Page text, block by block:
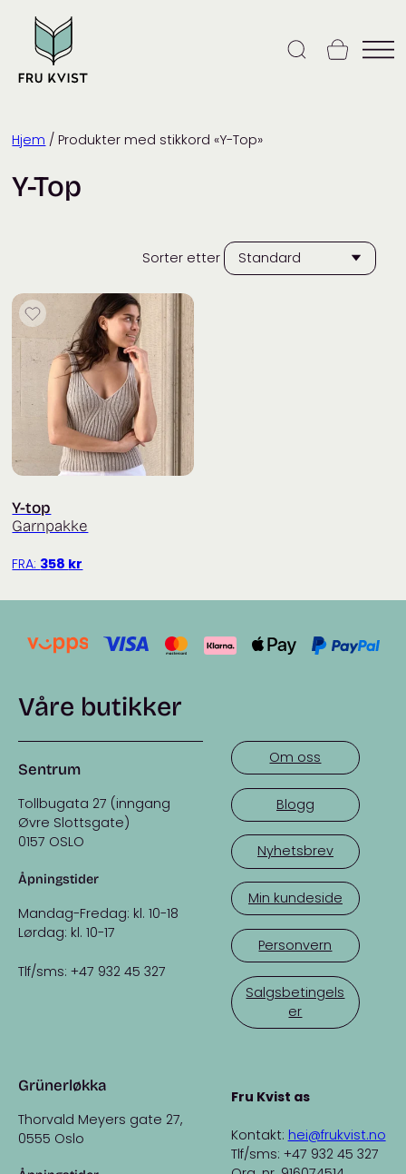
content
Hjem / Produkter med stikkord «Y-Top»
Y-Top
Sorter etter
Y-top
Garnpakke
FRA: 358 kr
Våre butikker
Sentrum
Tollbugata 27 (inngang
Øvre Slottsgate)
0157 OSLO
Åpningstider
Mandag-Fredag: kl. 10-18
Lørdag: kl. 10-17
Tlf/sms: +47 932 45 327
Grünerløkka
Thorvald Meyers gate 27,
0555 Oslo
Om oss
Blogg
Nyhetsbrev
Min kundeside
Personvern
Salgsbetingels
er
Fru Kvist as
Kontakt: hei@frukvist.no
Tlf/sms: +47 932 45 327